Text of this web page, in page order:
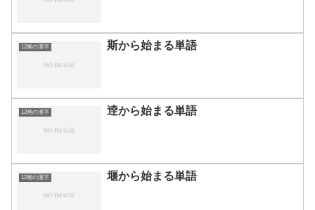
12画の漢字 斯から始まる単語
12画の漢字 逹から始まる単語
12画の漢字 堰から始まる単語